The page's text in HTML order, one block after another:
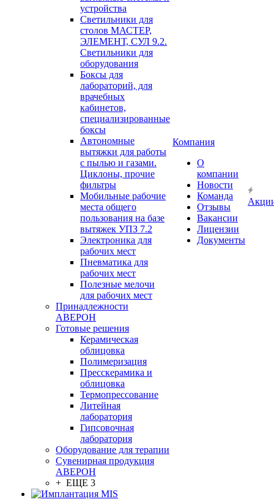
устройства
Светильники для
столов МАСТЕР,
ЭЛЕМЕНТ, СУЛ 9.2.
Светильники для
оборудования
Боксы для
лабораторий, для
врачебных
кабинетов,
специализированные
боксы
Автономные
вытяжки для работы
с пылью и газами.
Циклоны, прочие
фильтры
Мобильные рабочие
места общего
пользования на базе
вытяжек УПЗ 7.2
Электроника для
рабочих мест
Пневматика для
рабочих мест
Полезные мелочи
для рабочих мест
Принадлежности
АВЕРОН
Готовые решения
Керамическая
облицовка
Полимеризация
Пресскерамика и
облицовка
Термопрессование
Литейная
лаборатория
Гипсовочная
лаборатория
Оборудование для терапии
Сувенирная продукция
АВЕРОН
+ ЕЩЕ 3
Компания
О
компании
Новости
Команда
Отзывы
Вакансии
Лицензии
Документы